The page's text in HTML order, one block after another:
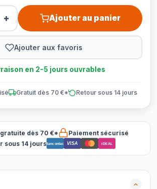
+ Ajouter au panier
Ajouter aux favoris
en 2-5 jours ouvrables
Gratuit dès 70 €* Retour sous 14 jours
dès 70 €*
Paiement sécurisé
sous 14 joursBancontact VISA iDEAL